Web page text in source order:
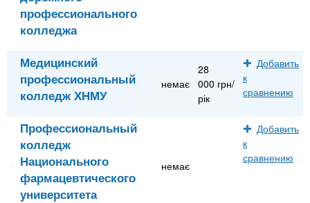
профессионального
колледжа
Медицинский
профессиональный
колледж ХНМУ
немає
28
000 грн/
рік
Добавить
к
сравнению
Профессиональный
колледж
Национального
фармацевтического
университета
немає
Добавить
к
сравнению